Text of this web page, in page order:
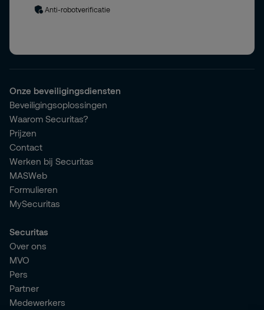
Anti-robotverificatie
Onze beveiligingsdiensten
Beveiligingsoplossingen
Waarom Securitas?
Prijzen
Contact
Werken bij Securitas
MASWeb
Formulieren
MySecuritas
Securitas
Over ons
MVO
Pers
Partner
Medewerkers